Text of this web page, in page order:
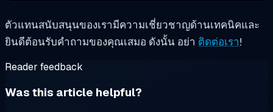
ตัวแทนสนับสนุนของเรามีความเชี่ยวชาญด้านเทคนิคและ
ยินดีต้อนรับคำถามของคุณเสมอ ดังนั้น อย่า ติดต่อเรา!
Reader feedback
Was this article helpful?